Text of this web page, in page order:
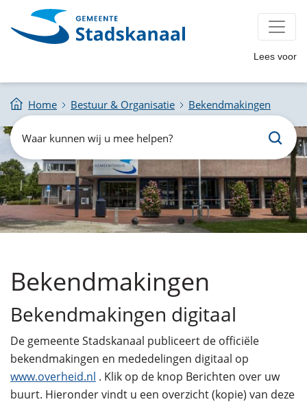
Lees voor
Home Bestuur & Organisatie Bekendmakingen
Zoeken
Waar
kunnen
wij
u
mee
helpen?
Bekendmakingen
Bekendmakingen digitaal
De gemeente Stadskanaal publiceert de officiële
bekendmakingen en mededelingen digitaal op
www.overheid.nl . Klik op de knop Berichten over uw
buurt. Hieronder vindt u een overzicht (kopie) van deze